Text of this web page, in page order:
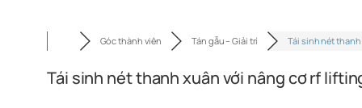
Góc thành viên Tán gẫu – Giải trí Tái sinh nét thanh …
Tái sinh nét thanh xuân với nâng cơ rf